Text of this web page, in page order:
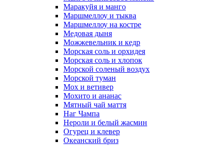
Маракуйя и манго
Маршмеллоу и тыква
Маршмеллоу на костре
Медовая дыня
Можжевельник и кедр
Морская соль и орхидея
Морская соль и хлопок
Морской соленый воздух
Морской туман
Мох и ветивер
Мохито и ананас
Мятный чай маття
Наг Чампа
Нероли и белый жасмин
Огурец и клевер
Океанский бриз